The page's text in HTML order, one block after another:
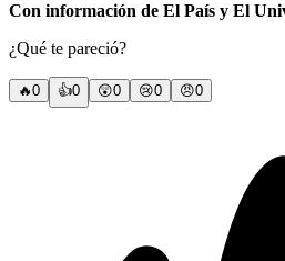
Con información de El País y El
¿Qué te pareció?
🔥0 👍0 😲0 😢0 😠0